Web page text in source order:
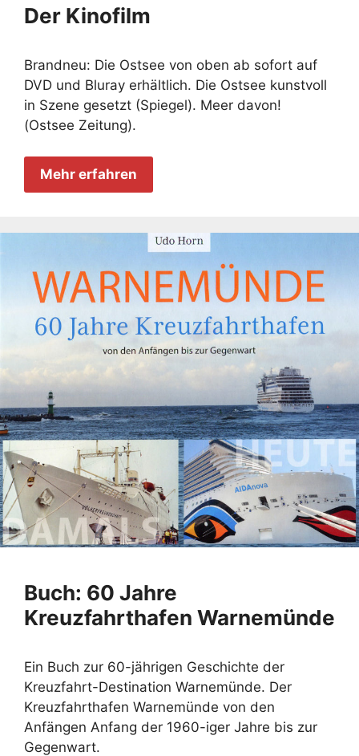
Der Kinofilm
Brandneu: Die Ostsee von oben ab sofort auf
DVD und Bluray erhältlich. Die Ostsee kunstvoll
in Szene gesetzt (Spiegel). Meer davon!
(Ostsee Zeitung).
Mehr erfahren
Buch: 60 Jahre
Kreuzfahrthafen Warnemünde
Ein Buch zur 60-jährigen Geschichte der
Kreuzfahrt-Destination Warnemünde. Der
Kreuzfahrthafen Warnemünde von den
Anfängen Anfang der 1960-iger Jahre bis zur
Gegenwart.